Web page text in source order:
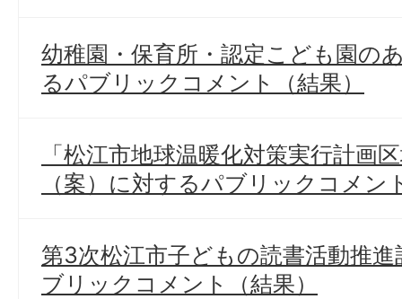
幼稚園・保育所・認定こども園の
るパブリックコメント（結果）
「松江市地球温暖化対策実行計画
（案）に対するパブリックコメン
第3次松江市子どもの読書活動推
ブリックコメント（結果）